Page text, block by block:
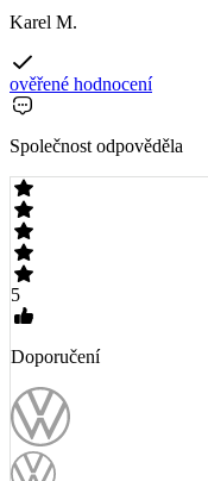
Karel M.
ověřené hodnocení
Společnost odpověděla
5
Doporučení